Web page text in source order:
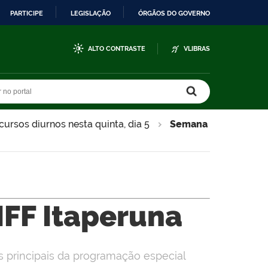
PARTICIPE LEGISLAÇÃO ÓRGÃOS DO GOVERNO
ALTO CONTRASTE VLIBRAS
diurnos nesta quinta, dia 5 Semana
Itaperuna
principais da programação especial